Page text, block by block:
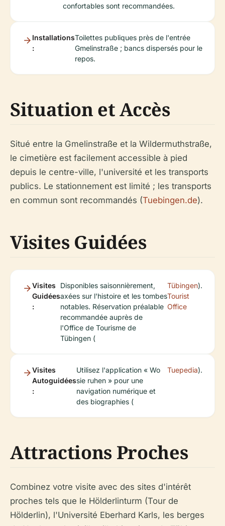
confortables sont recommandées.
Installations
:
Toilettes publiques près de l'entrée
Gmelinstraße ; bancs dispersés pour le
repos.
Situation et Accès
Situé entre la Gmelinstraße et la Wildermuthstraße,
le cimetière est facilement accessible à pied
depuis le centre-ville, l'université et les transports
publics. Le stationnement est limité ; les transports
en commun sont recommandés (Tuebingen.de).
Visites Guidées
Visites
Guidées
:
Disponibles saisonnièrement,
axées sur l'histoire et les tombes
notables. Réservation préalable
recommandée auprès de
l'Office de Tourisme de
Tübingen (
Tübingen
Tourist
Office
).
Visites
Autoguidées
:
Utilisez l'application « Wo
sie ruhen » pour une
navigation numérique et
des biographies (
Tuepedia).
Attractions Proches
Combinez votre visite avec des sites d'intérêt
proches tels que le Hölderlinturm (Tour de
Hölderlin), l'Université Eberhard Karls, les berges